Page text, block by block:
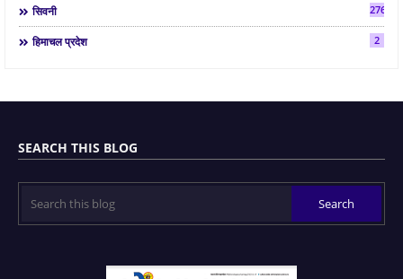
सिवनी 2763
हिमाचल प्रदेश 2
SEARCH THIS BLOG